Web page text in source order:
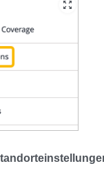
zoom_out_map